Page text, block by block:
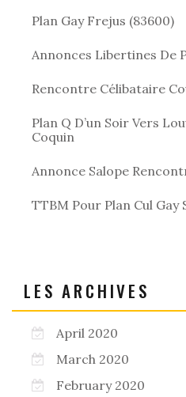
Plan Gay Frejus (83600)
Annonces Libertines De
Rencontre Célibataire
Plan Q D’un Soir Vers
Coquin
Annonce Salope
TTBM Pour Plan Cul Gay
LES ARCHIVES
April 2020
March 2020
February 2020